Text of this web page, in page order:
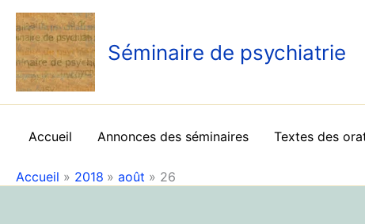
Aller
contenu
Séminaire de psychiatrie
Accueil Annonces des séminaires Textes des
Accueil 2018 août 26